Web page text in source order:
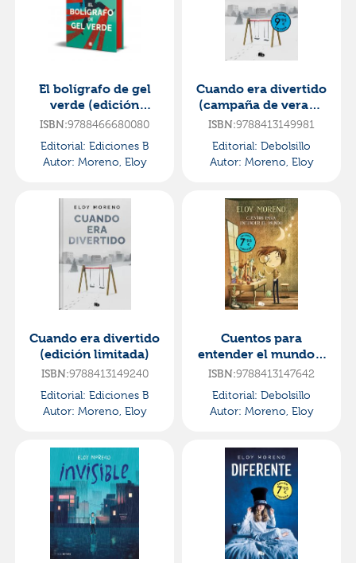
El bolígrafo de gel
verde (edición
especial por el 15º
ISBN:9788466680080
Editorial: Ediciones B
Autor: Moreno, Eloy
Cuando era divertido
(campaña de verano
edición limitada)
ISBN:9788413149981
Editorial: Debolsillo
Autor: Moreno, Eloy
Cuando era divertido
(edición limitada)
ISBN:9788413149240
Editorial: Ediciones B
Autor: Moreno, Eloy
Cuentos para
entender el mundo 1
(edición limitada)
ISBN:9788413147642
Editorial: Debolsillo
Autor: Moreno, Eloy